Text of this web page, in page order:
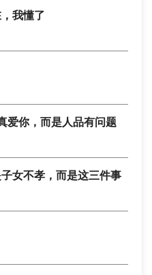
我懂了
爱你，而是人品有问题
女不孝，而是这三件事